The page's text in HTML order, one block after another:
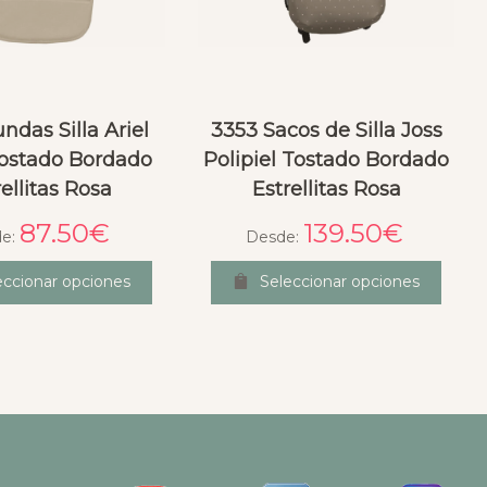
Silla Ariel
Bordado
Rosa
87.50€
opciones
3353 Sacos de Silla Joss
Polipiel Tostado Bordado
Estrellitas Rosa
Desde: 139.50€
Seleccionar opciones